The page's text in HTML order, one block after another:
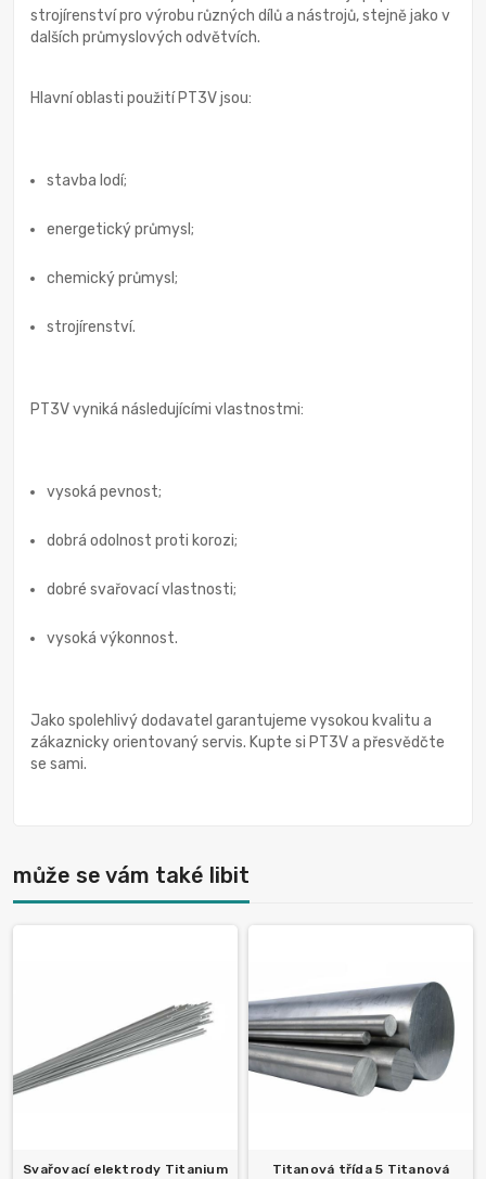
strojírenství pro výrobu různých dílů a nástrojů, stejně jako v
dalších průmyslových odvětvích.
Hlavní oblasti použití PT3V jsou:
stavba lodí;
energetický průmysl;
chemický průmysl;
strojírenství.
PT3V vyniká následujícími vlastnostmi:
vysoká pevnost;
dobrá odolnost proti korozi;
dobré svařovací vlastnosti;
vysoká výkonnost.
Jako spolehlivý dodavatel garantujeme vysokou kvalitu a
zákaznicky orientovaný servis. Kupte si PT3V a přesvědčte
se sami.
může se vám také libit
Svařovací elektrody Titanium
Titanová třída 5 Titanová